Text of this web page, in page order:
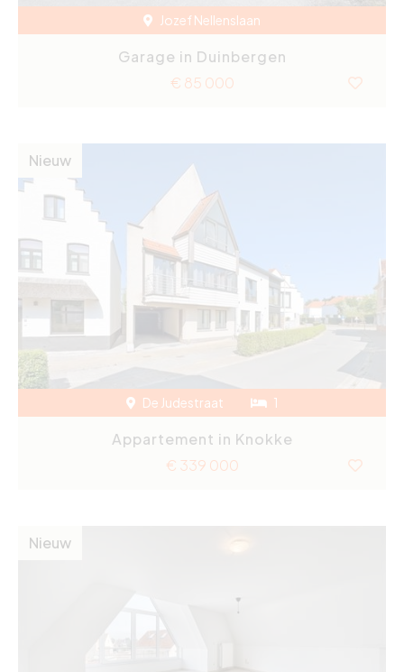
Jozef Nellenslaan
Garage in Duinbergen
€ 85 000
Nieuw
De Judestraat 1
Appartement in Knokke
€ 339 000
Nieuw